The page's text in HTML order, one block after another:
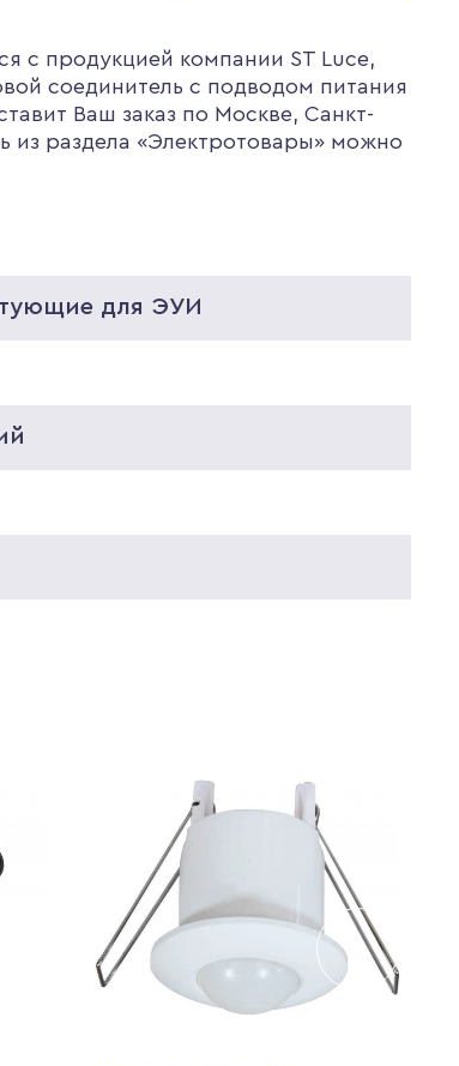
с продукцией компании ST Luce,
соединитель с подводом питания
Ваш заказ по Москве, Санкт-
из раздела «Электротовары» можно
для ЭУИ